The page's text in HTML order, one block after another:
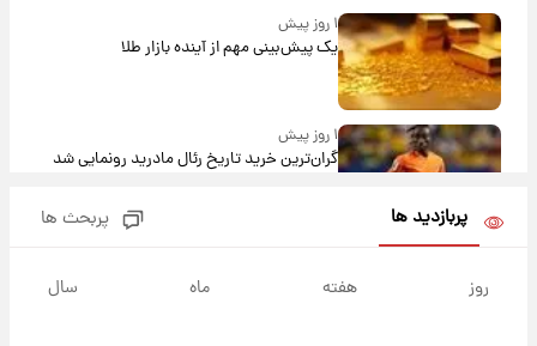
۱ روز پیش
یک پیش‌بینی مهم از آینده بازار طلا
۱ روز پیش
گران‌ترین خرید تاریخ رئال مادرید رونمایی شد
روزها پربارش‌تر خواهند بود؟
پربازدید ها پربحث ها
روز هفته ماه سال